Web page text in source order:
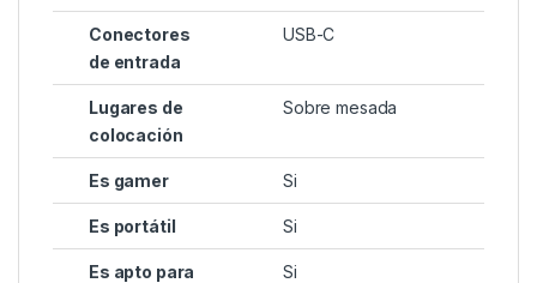
Conectores
de entrada
USB-C
Lugares de
colocación
Sobre mesada
Es gamer Si
Es portátil Si
Es apto para
Si